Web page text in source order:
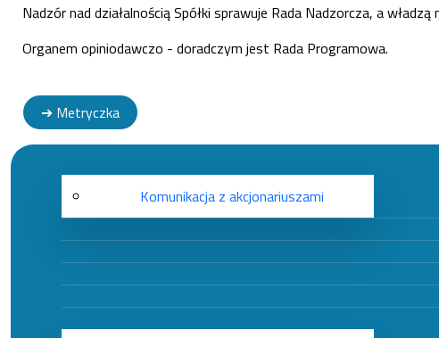
Komunikacja z akcjonariuszami
Nadzór nad działalnością Spółki sprawuje Rada Nadzorcza, a
Organem opiniodawczo - doradczym jest Rada Programowa.
➔ Metryczka